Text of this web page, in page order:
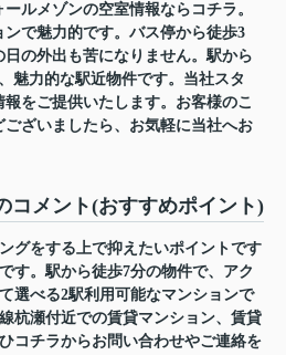
ルメゾンの空室情報ならコチラ。
ンで魅力的です。バス停から徒歩3
の外出も苦になりません。駅から
魅力的な駅近物件です。当社スタ
報をご提供いたします。お客様のこ
ございましたら、お気軽に当社へお
コメント(おすすめポイント)
グをする上で抑えたいポイントです
す。駅から徒歩7分の物件で、アク
選べる2駅利用可能なマンションで
杭瀬付近での賃貸マンション、賃貸
コチラからお問い合わせやご連絡を